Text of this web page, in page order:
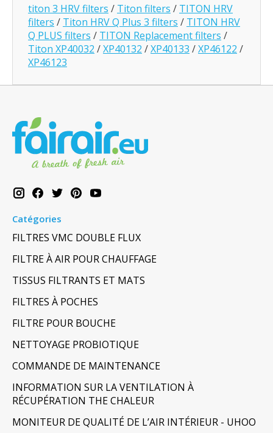
titon 3 HRV filters / Titon filters / TITON HRV
filters / Titon HRV Q Plus 3 filters / TITON HRV
Q PLUS filters / TITON Replacement filters /
Titon XP40032 /XP40132 /XP40133 /XP46122 /
XP46123
Catégories
FILTRES VMC DOUBLE FLUX
FILTRE À AIR POUR CHAUFFAGE
TISSUS FILTRANTS ET MATS
FILTRES À POCHES
FILTRE POUR BOUCHE
NETTOYAGE PROBIOTIQUE
COMMANDE DE MAINTENANCE
INFORMATION SUR LA VENTILATION À
RÉCUPÉRATION THE CHALEUR
MONITEUR DE QUALITÉ DE L’AIR INTÉRIEUR - UHOO